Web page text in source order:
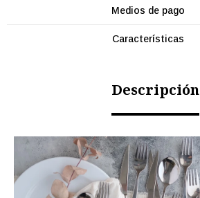
Medios de pago
Características
Descripción